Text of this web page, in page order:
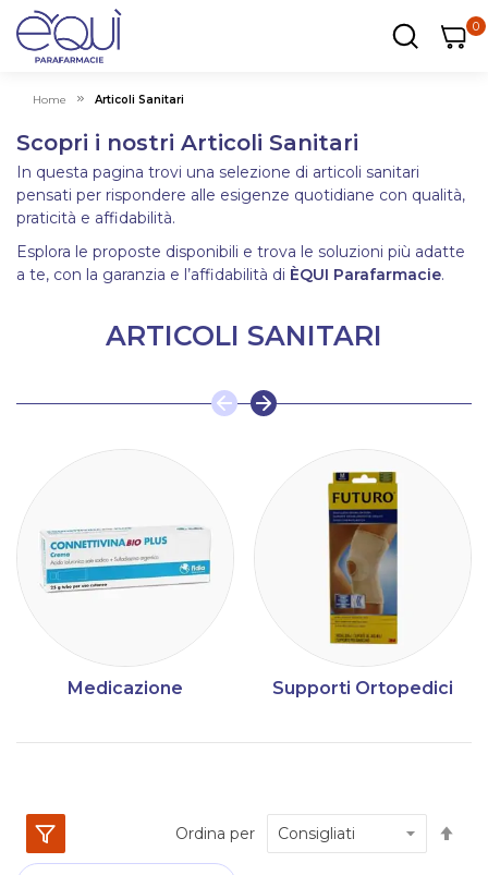
00
Home Articoli Sanitari
Scopri i nostri Articoli Sanitari
In questa pagina trovi una selezione di articoli sanitari
pensati per rispondere alle esigenze quotidiane con qualità,
praticità e affidabilità.
Esplora le proposte disponibili e trova le soluzioni più adatte
a te, con la garanzia e l’affidabilità di ÈQUI Parafarmacie.
ARTICOLI SANITARI
Medicazione Supporti Ortopedici
Ordina per